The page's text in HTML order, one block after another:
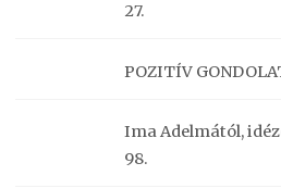
27.
POZITÍV
Ima Adelmától,
98.